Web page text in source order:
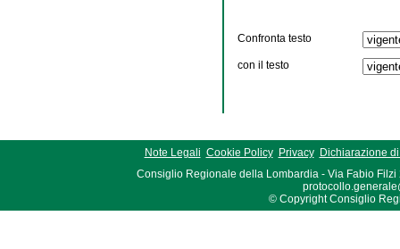
Confronta testo
con il testo
Note Legali Cookie Policy Privacy
Dichiarazione
Consiglio Regionale della Lombardia - Via Fabio Filzi
© Copyright Consiglio